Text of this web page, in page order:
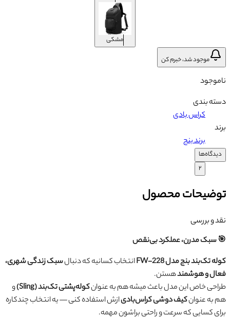
مشکی
موجود شد، خبرم کن
ناموجود
دسته بندی
کراس بادی
برند
برند بنج
دیدگاه‌ها
۲
توضیحات محصول
نقد و بررسی
🎯 سبک مدرن، عملکرد بی‌نقص
کوله تک‌بند بنج مدل FW-228
انتخاب کسانیه که دنبالسبک زندگی شهری،
فعال و هوشمندهستن.
طراحی خاص این مدل باعث میشه هم به عنوانکوله‌پشتی تک‌بند (Sling)
و
هم به عنوانکیف دوشی کراس‌بادیازش استفاده کنی — یه انتخاب چندکاره
برای کسایی که سرعت و راحتی براشون مهمه.